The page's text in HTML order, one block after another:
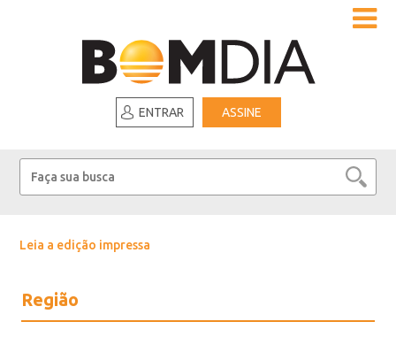
ENTRAR ASSINE
Leia a edição impressa
Região